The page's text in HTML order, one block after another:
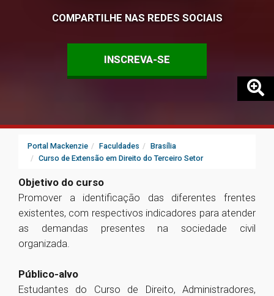
COMPARTILHE NAS REDES SOCIAIS
INSCREVA-SE
Portal Mackenzie Faculdades
Brasília
Curso de Extensão em Direito do Terceiro Setor
Objetivo do curso
Promover a identificação das diferentes frentes
existentes, com respectivos indicadores para atender
as demandas presentes na sociedade civil
organizada.
Público-alvo
Estudantes do Curso de Direito, Administradores,